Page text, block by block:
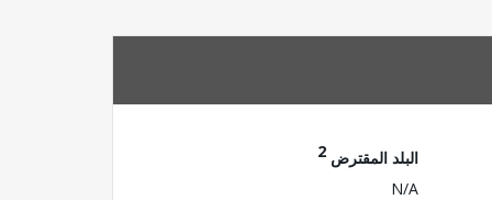
البلد المقترض 2
N/A